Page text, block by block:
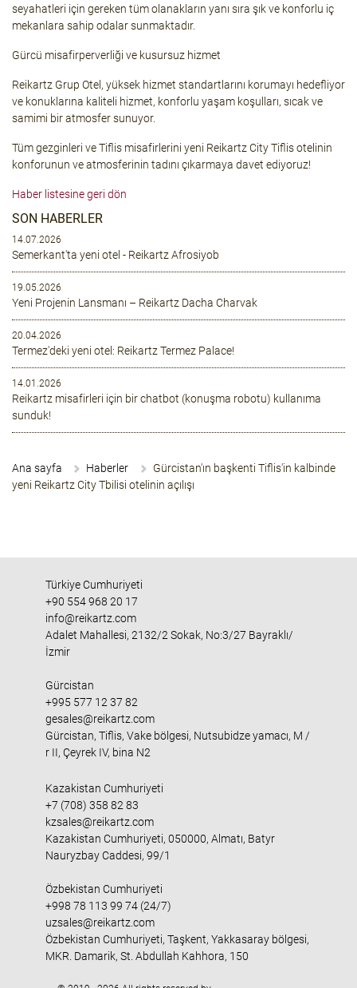
seyahatleri için gereken tüm olanakların yanı sıra şık ve konforlu iç
mekanlara sahip odalar sunmaktadır.
Gürcü misafirperverliği ve kusursuz hizmet
Reikartz Grup Otel, yüksek hizmet standartlarını korumayı hedefliyor
ve konuklarına kaliteli hizmet, konforlu yaşam koşulları, sıcak ve
samimi bir atmosfer sunuyor.
Tüm gezginleri ve Tiflis misafirlerini yeni Reikartz City Tiflis otelinin
konforunun ve atmosferinin tadını çıkarmaya davet ediyoruz!
Haber listesine geri dön
SON HABERLER
14.07.2026
Semerkant'ta yeni otel - Reikartz Afrosiyob
19.05.2026
Yeni Projenin Lansmanı – Reikartz Dacha Charvak
20.04.2026
Termez'deki yeni otel: Reikartz Termez Palace!
14.01.2026
Reikartz misafirleri için bir chatbot (konuşma robotu) kullanıma
sunduk!
Ana sayfa Haberler
Gürcistan'ın başkenti Tiflis'in kalbinde
yeni Reikartz City Tbilisi otelinin açılışı
Türkiye Cumhuriyeti
+90 554 968 20 17
info@reikartz.com
Adalet Mahallesi, 2132/2 Sokak, No:3/27 Bayraklı/
İzmir
Gürcistan
+995 577 12 37 82
gesales@reikartz.com
Gürcistan, Tiflis, Vake bölgesi, Nutsubidze yamacı, M /
r II, Çeyrek IV, bina N2
Kazakistan Cumhuriyeti
+7 (708) 358 82 83
kzsales@reikartz.com
Kazakistan Cumhuriyeti, 050000, Almatı, Batyr
Nauryzbay Caddesi, 99/1
Özbekistan Cumhuriyeti
+998 78 113 99 74 (24/7)
uzsales@reikartz.com
Özbekistan Cumhuriyeti, Taşkent, Yakkasaray bölgesi,
MKR. Damarik, St. Abdullah Kahhora, 150